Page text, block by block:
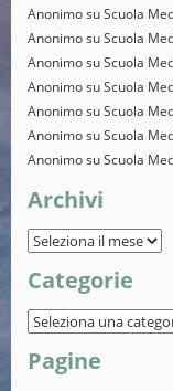
AnonimosuScuola
AnonimosuScuola
AnonimosuScuola
AnonimosuScuola
AnonimosuScuola
AnonimosuScuola
AnonimosuScuola
Archivi
Categorie
Pagine